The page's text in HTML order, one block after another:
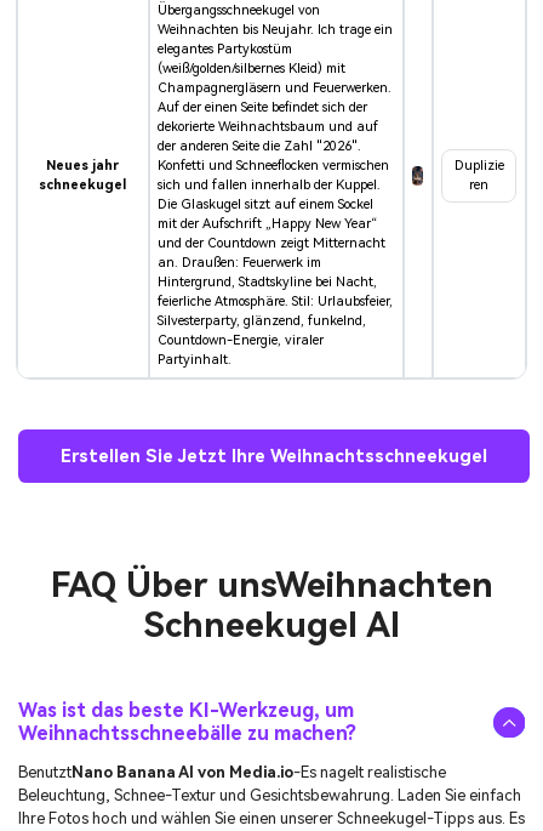
Neues jahr
schneekugel
Übergangsschneekugel von
Weihnachten bis Neujahr. Ich trage ein
elegantes Partykostüm
(weiß/golden/silbernes Kleid) mit
Champagnergläsern und Feuerwerken.
Auf der einen Seite befindet sich der
dekorierte Weihnachtsbaum und auf
der anderen Seite die Zahl "2026".
Konfetti und Schneeflocken vermischen
sich und fallen innerhalb der Kuppel.
Die Glaskugel sitzt auf einem Sockel
mit der Aufschrift „Happy New Year“
und der Countdown zeigt Mitternacht
an. Draußen: Feuerwerk im
Hintergrund, Stadtskyline bei Nacht,
feierliche Atmosphäre. Stil: Urlaubsfeier,
Silvesterparty, glänzend, funkelnd,
Countdown-Energie, viraler
Partyinhalt.
Duplizie
ren
Erstellen Sie Jetzt Ihre Weihnachtsschneekugel
FAQ Über unsWeihnachten
Schneekugel AI
Was ist das beste KI-Werkzeug, um
Weihnachtsschneebälle zu machen?
BenutztNano Banana AI von Media.io-Es nagelt realistische
Beleuchtung, Schnee-Textur und Gesichtsbewahrung. Laden Sie einfach
Ihre Fotos hoch und wählen Sie einen unserer Schneekugel-Tipps aus. Es